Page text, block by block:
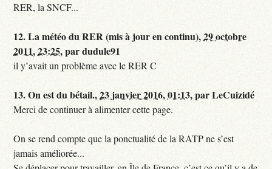
RER, la SNCF...
12.La météo du RER (mis à jour en continu),29 octobre
2011, 23:25,pardudule91
il y’avait un problème avec le RER C
13.On est du bétail.,23 janvier 2016, 01:13,parLeCuizidé
Merci de continuer à alimenter cette page.
On se rend compte que la ponctualité de la RATP ne s’est
jamais améliorée...